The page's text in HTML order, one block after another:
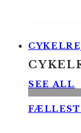
SEE ALL